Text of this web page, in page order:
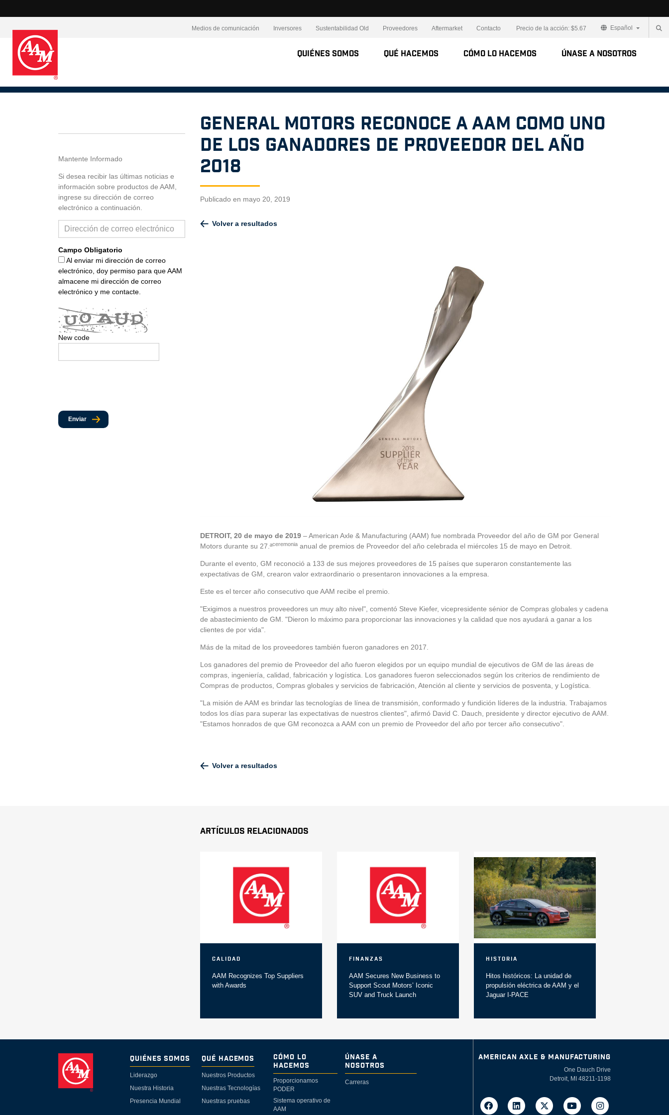
Medios de comunicación Inversores Sustentabilidad Old Proveedores Aftermarket Contacto Precio de la acción: $5.67 Español
Quiénes Somos Qué Hacemos Cómo lo Hacemos Únase a Nosotros
General Motors reconoce a AAM como uno
de los ganadores de Proveedor del año
2018
Publicado en mayo 20, 2019
Volver a resultados
DETROIT, 20 de mayo de 2019 – American Axle & Manufacturing (AAM) fue nombrada Proveedor del año de GM por General
Motors durante su 27.ªceremonia anual de premios de Proveedor del año celebrada el miércoles 15 de mayo en Detroit.
Durante el evento, GM reconoció a 133 de sus mejores proveedores de 15 países que superaron constantemente las
expectativas de GM, crearon valor extraordinario o presentaron innovaciones a la empresa.
Este es el tercer año consecutivo que AAM recibe el premio.
"Exigimos a nuestros proveedores un muy alto nivel", comentó Steve Kiefer, vicepresidente sénior de Compras globales y cadena
de abastecimiento de GM. "Dieron lo máximo para proporcionar las innovaciones y la calidad que nos ayudará a ganar a los
clientes de por vida".
Más de la mitad de los proveedores también fueron ganadores en 2017.
Los ganadores del premio de Proveedor del año fueron elegidos por un equipo mundial de ejecutivos de GM de las áreas de
compras, ingeniería, calidad, fabricación y logística. Los ganadores fueron seleccionados según los criterios de rendimiento de
Compras de productos, Compras globales y servicios de fabricación, Atención al cliente y servicios de posventa, y Logística.
"La misión de AAM es brindar las tecnologías de línea de transmisión, conformado y fundición líderes de la industria. Trabajamos
todos los días para superar las expectativas de nuestros clientes", afirmó David C. Dauch, presidente y director ejecutivo de AAM.
"Estamos honrados de que GM reconozca a AAM con un premio de Proveedor del año por tercer año consecutivo".
Volver a resultados
Mantente Informado
Si desea recibir las últimas noticias e
información sobre productos de AAM,
ingrese su dirección de correo
electrónico a continuación.
Campo Obligatorio
Al enviar mi dirección de correo
electrónico, doy permiso para que AAM
almacene mi dirección de correo
electrónico y me contacte.
New code
Enviar
Artículos Relacionados
Calidad
AAM Recognizes Top Suppliers
with Awards
Finanzas
AAM Secures New Business to
Support Scout Motors’ Iconic
SUV and Truck Launch
Historia
Hitos históricos: La unidad de
propulsión eléctrica de AAM y el
Jaguar I-PACE
Quiénes Somos
Liderazgo
Nuestra Historia
Presencia Mundial
Qué Hacemos
Nuestros Productos
Nuestras Tecnologías
Nuestras pruebas
Cómo lo
Hacemos
Proporcionamos
PODER
Sistema operativo de
AAM
Únase a
Nosotros
Carreras
AMERICAN AXLE & MANUFACTURING
One Dauch Drive
Detroit, MI 48211-1198